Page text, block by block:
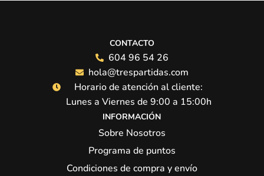
CONTACTO
604 96 54 26
hola@trespartidas.com
Horario de atención al cliente:
Lunes a Viernes de 9:00 a 15:00h
INFORMACIÓN
Sobre Nosotros
Programa de puntos
Condiciones de compra y envío